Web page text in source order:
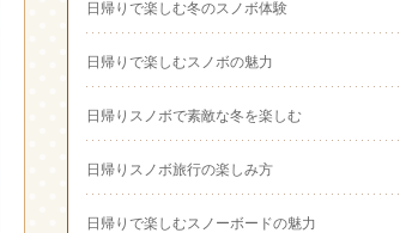
日帰りで楽しむ冬のスノボ体験
日帰りで楽しむスノボの魅力
日帰りスノボで素敵な冬を楽しむ
日帰りスノボ旅行の楽しみ方
日帰りで楽しむスノーボードの魅力